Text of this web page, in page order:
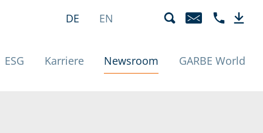
| Detail
Sprachmenü
DEAktivEN E-MAIL
ESG Karriere Newsroom (Aktiv)GARBE World